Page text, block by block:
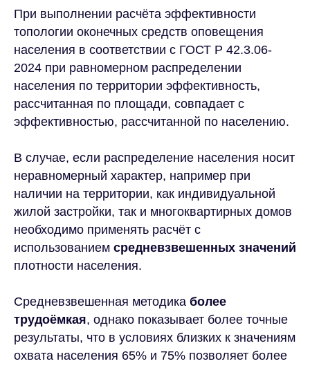
При выполнении расчёта эффективности
топологии оконечных средств оповещения
населения в соответствии с ГОСТ Р 42.3.06-
2024 при равномерном распределении
населения по территории эффективность,
рассчитанная по площади, совпадает с
эффективностью, рассчитанной по населению.
В случае, если распределение населения носит
неравномерный характер, например при
наличии на территории, как индивидуальной
жилой застройки, так и многоквартирных домов
необходимо применять расчёт с
использованием средневзвешенных значений
плотности населения.
Средневзвешенная методика более
трудоёмкая, однако показывает более точные
результаты, что в условиях близких к значениям
охвата населения 65% и 75% позволяет более